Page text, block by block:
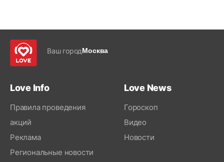
Ваш городМосква
Love Info
Правила проведения
акций
Реклама
Региональные новости
Love News
Гороскоп
Видео
Новости